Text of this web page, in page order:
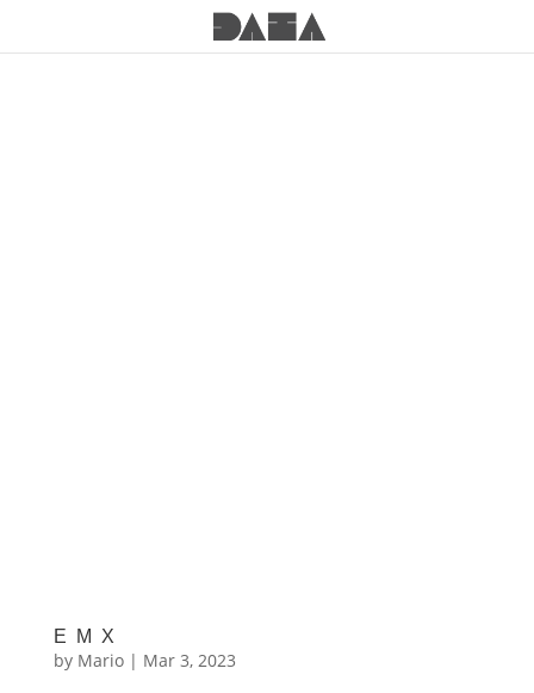
EMX
by Mario| Mar 3, 2023